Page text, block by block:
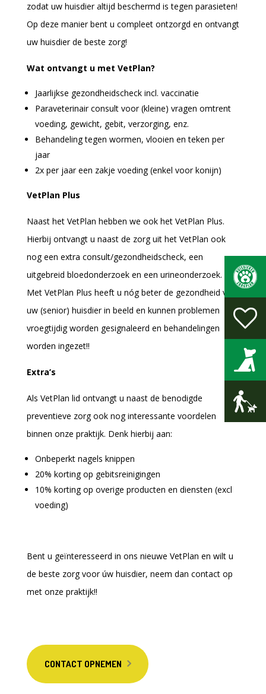
zodat uw huisdier altijd beschermd is tegen parasieten!
Op deze manier bent u compleet ontzorgd en ontvangt
uw huisdier de beste zorg!
Wat ontvangt u met VetPlan?
Jaarlijkse gezondheidscheck incl. vaccinatie
Paraveterinair consult voor (kleine) vragen omtrent
voeding, gewicht, gebit, verzorging, enz.
Behandeling tegen wormen, vlooien en teken per
jaar
2x per jaar een zakje voeding (enkel voor konijn)
VetPlan Plus
Naast het VetPlan hebben we ook het VetPlan Plus.
Hierbij ontvangt u naast de zorg uit het VetPlan ook
nog een extra consult/gezondheidscheck, een
uitgebreid bloedonderzoek en een urineonderzoek.
Met VetPlan Plus heeft u nóg beter de gezondheid van
uw (senior) huisdier in beeld en kunnen problemen
vroegtijdig worden gesignaleerd en behandelingen
worden ingezet!!
Extra’s
Als VetPlan lid ontvangt u naast de benodigde
preventieve zorg ook nog interessante voordelen
binnen onze praktijk. Denk hierbij aan:
Onbeperkt nagels knippen
20% korting op gebitsreinigingen
10% korting op overige producten en diensten (excl
voeding)
Bent u geïnteresseerd in ons nieuwe VetPlan en wilt u
de beste zorg voor úw huisdier, neem dan contact op
met onze praktijk!!
CONTACT OPNEMEN